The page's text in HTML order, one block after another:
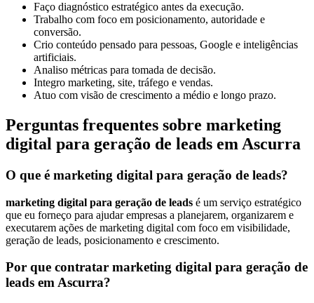
Faço diagnóstico estratégico antes da execução.
Trabalho com foco em posicionamento, autoridade e
conversão.
Crio conteúdo pensado para pessoas, Google e inteligências
artificiais.
Analiso métricas para tomada de decisão.
Integro marketing, site, tráfego e vendas.
Atuo com visão de crescimento a médio e longo prazo.
Perguntas frequentes sobre marketing
digital para geração de leads em Ascurra
O que é marketing digital para geração de leads?
marketing digital para geração de leads é um serviço estratégico
que eu forneço para ajudar empresas a planejarem, organizarem e
executarem ações de marketing digital com foco em visibilidade,
geração de leads, posicionamento e crescimento.
Por que contratar marketing digital para geração de
leads em Ascurra?